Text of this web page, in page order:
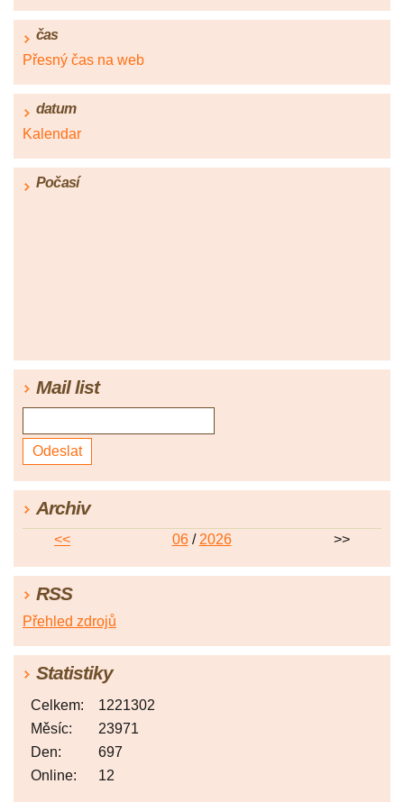
čas
Přesný čas na web
datum
Kalendar
Počasí
Mail list
Archiv
<< 06/2026 >>
RSS
Přehled zdrojů
Statistiky
Online: 12
Celkem:
1221302
Měsíc:
23971
Den:
697